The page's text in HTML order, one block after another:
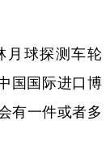
悦读
球探测车轮
国国际进口博
有一件或者多